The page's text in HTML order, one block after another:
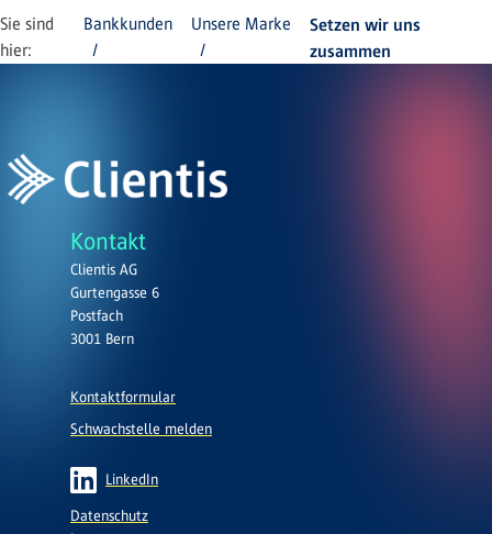
Sie sind
hier:
Bankkunden Unsere Marke
Setzen wir uns
zusammen
Kontakt
Clientis AG
Gurtengasse 6
Postfach
3001 Bern
Kontaktformular
Schwachstelle melden
LinkedIn
Datenschutz